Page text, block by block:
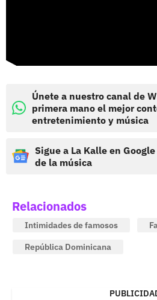
Únete a nuestro canal de
primera mano el mejor
entretenimiento y música
Sigue a La Kalle en
de la música
Relacionados
Intimidades de famosos
República Dominicana